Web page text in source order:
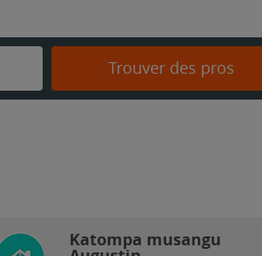
Trouver des pros
Katompa musangu